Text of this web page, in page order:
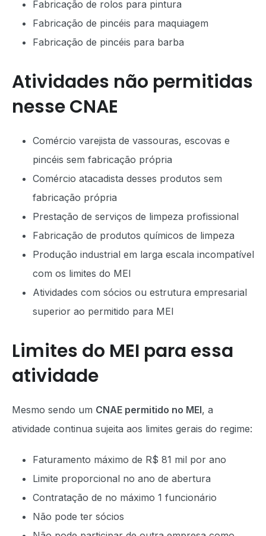
Fabricação de rolos para pintura
Fabricação de pincéis para maquiagem
Fabricação de pincéis para barba
Atividades não permitidas
nesse CNAE
Comércio varejista de vassouras, escovas e
pincéis sem fabricação própria
Comércio atacadista desses produtos sem
fabricação própria
Prestação de serviços de limpeza profissional
Fabricação de produtos químicos de limpeza
Produção industrial em larga escala incompatível
com os limites do MEI
Atividades com sócios ou estrutura empresarial
superior ao permitido para MEI
Limites do MEI para essa
atividade
Mesmo sendo um CNAE permitido no MEI, a
atividade continua sujeita aos limites gerais do regime:
Faturamento máximo de R$ 81 mil por ano
Limite proporcional no ano de abertura
Contratação de no máximo 1 funcionário
Não pode ter sócios